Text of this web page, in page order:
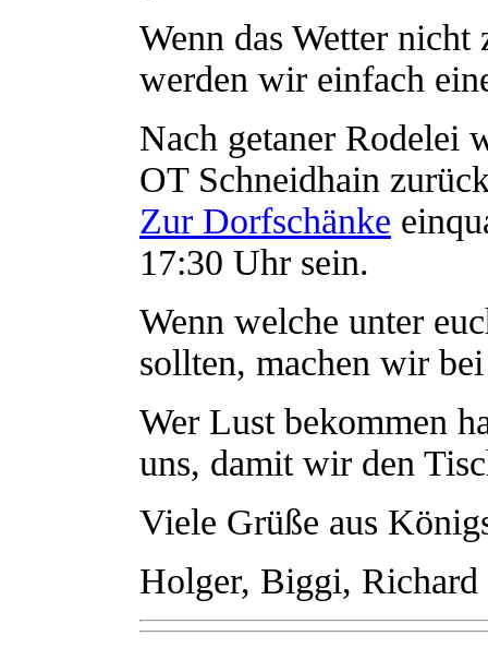
Wenn das Wetter
werden wir einfach
Nach getaner Rodelei
OT Schneidhain
Zur Dorfschänke
17:30 Uhr sein.
Wenn welche unter
sollten, machen wir
Wer Lust bekommen
uns, damit wir den
Viele Grüße aus
Holger, Biggi, Richard